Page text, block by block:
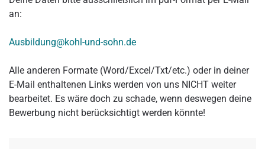
an:
Ausbildung@kohl-und-sohn.de
Alle anderen Formate (Word/Excel/Txt/etc.) oder in deiner
E-Mail enthaltenen Links werden von uns NICHT weiter
bearbeitet. Es wäre doch zu schade, wenn deswegen deine
Bewerbung nicht berücksichtigt werden könnte!